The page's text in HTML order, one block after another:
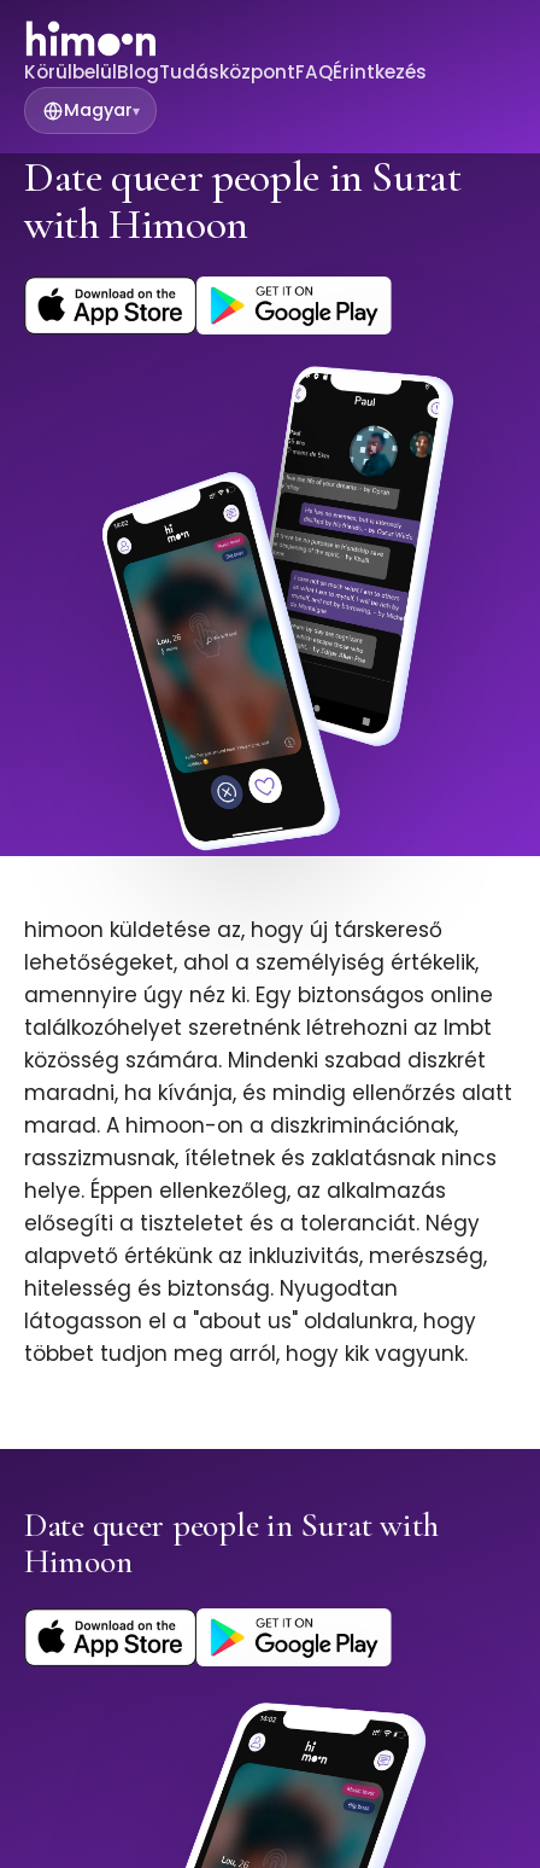
KörülbelülBlogTudásközpontFAQÉrintkezés
Magyar▾
Date queer people in Surat
with Himoon
himoon küldetése az, hogy új társkereső
lehetőségeket, ahol a személyiség értékelik,
amennyire úgy néz ki. Egy biztonságos online
találkozóhelyet szeretnénk létrehozni az lmbt
közösség számára. Mindenki szabad diszkrét
maradni, ha kívánja, és mindig ellenőrzés alatt
marad. A himoon-on a diszkriminációnak,
rasszizmusnak, ítéletnek és zaklatásnak nincs
helye. Éppen ellenkezőleg, az alkalmazás
elősegíti a tiszteletet és a toleranciát. Négy
alapvető értékünk az inkluzivitás, merészség,
hitelesség és biztonság. Nyugodtan
látogasson el a "about us" oldalunkra, hogy
többet tudjon meg arról, hogy kik vagyunk.
Date queer people in Surat with
Himoon